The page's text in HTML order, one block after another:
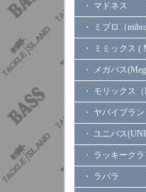
・ マドネス
・ ミブロ（mibro
・ ミミックス
・ メガバス
・ モリックス（
・ ヤバイブラン
・ ユニバス
・ ラッキークラ
・ ラパラ